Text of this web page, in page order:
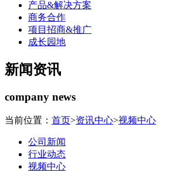
产品&解决方案
商务合作
项目招商&推广
成长园地
新闻资讯
company news
当前位置： 首页>资讯中心>视频中心
公司新闻
行业动态
视频中心